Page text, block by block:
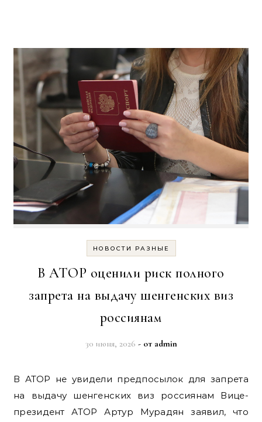
НОВОСТИ РАЗНЫЕ
В АТОР оценили риск полного
запрета на выдачу шенгенских виз
россиянам
30 июня, 2026 - от admin
В АТОР не увидели предпосылок для запрета
на выдачу шенгенских виз россиянам Вице-
президент АТОР Артур Мурадян заявил, что